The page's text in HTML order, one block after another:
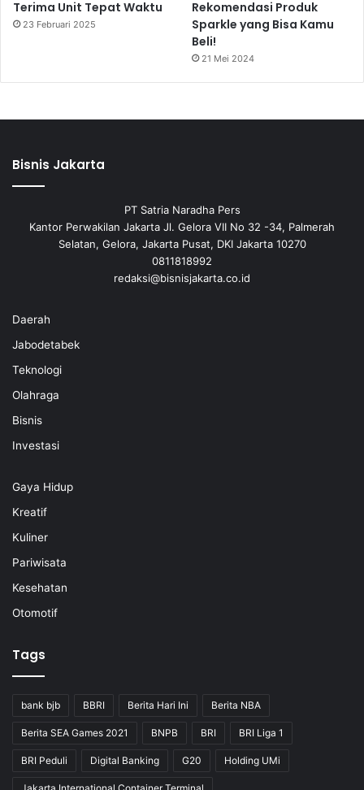
Terima Unit Tepat Waktu
23 Februari 2025
Rekomendasi Produk
Sparkle yang Bisa Kamu
Beli!
21 Mei 2024
Bisnis Jakarta
PT Satria Naradha Pers
Kantor Perwakilan Jakarta Jl. Gelora VII No 32 -34, Palmerah
Selatan, Gelora, Jakarta Pusat, DKI Jakarta 10270
0811818992
redaksi@bisnisjakarta.co.id
Daerah
Jabodetabek
Teknologi
Olahraga
Bisnis
Investasi
Gaya Hidup
Kreatif
Kuliner
Pariwisata
Kesehatan
Otomotif
Tags
bank bjb BBRI Berita Hari Ini Berita NBA
Berita SEA Games 2021 BNPB BRI BRI Liga 1
BRI Peduli Digital Banking G20 Holding UMi